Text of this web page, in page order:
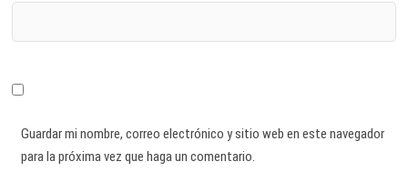
Guardar mi nombre, correo electrónico y sitio web en este navegador
para la próxima vez que haga un comentario.